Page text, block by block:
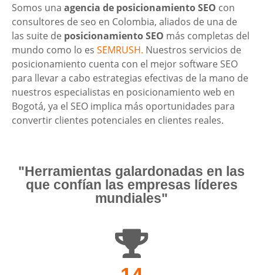
Somos una agencia de posicionamiento SEO con
consultores de seo en Colombia, aliados de una de
las suite de posicionamiento SEO más completas del
mundo como lo es SEMRUSH. Nuestros servicios de
posicionamiento cuenta con el mejor software SEO
para llevar a cabo estrategias efectivas de la mano de
nuestros especialistas en posicionamiento web en
Bogotá, ya el SEO implica más oportunidades para
convertir clientes potenciales en clientes reales.
"Herramientas galardonadas en las
que confían las empresas líderes
mundiales"